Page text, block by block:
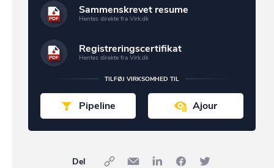
Sammenskrevet resume
Hentes direkte fra Virk.dk
Registreringscertifikat
Hentes direkte fra Virk.dk
TILFØJ VIRKSOMHED TIL
Pipeline Ajour
Del